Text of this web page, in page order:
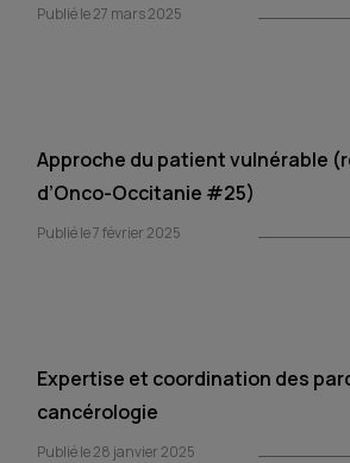
Publié le 27 mars 2025
Approche du patient vulnérable
d’Onco-Occitanie #25)
Publié le 7 février 2025
Expertise et coordination des
cancérologie
Publié le 28 janvier 2025